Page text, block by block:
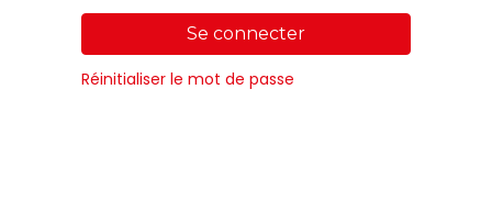
Se connecter
Réinitialiser le mot de passe